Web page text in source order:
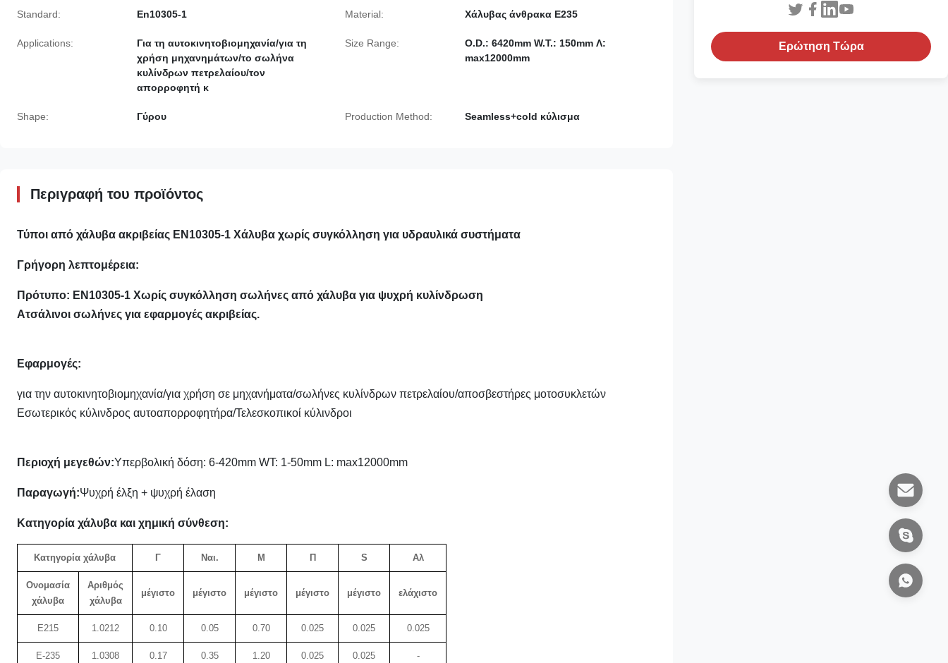
Standard: En10305-1 Material: Χάλυβας άνθρακα E235
Applications:
Για τη αυτοκινητοβιομηχανία/για τη
χρήση μηχανημάτων/το σωλήνα
κυλίνδρων πετρελαίου/τον
απορροφητή κ
Size Range:
O.D.: 6420mm W.T.: 150mm Λ:
max12000mm
Shape: Γύρου Production Method: Seamless+cold κύλισμα
Περιγραφή του προϊόντος
Τύποι από χάλυβα ακριβείας EN10305-1 Χάλυβα χωρίς συγκόλληση για υδραυλικά συστήματα
Γρήγορη λεπτομέρεια:
Πρότυπο: EN10305-1 Χωρίς συγκόλληση σωλήνες από χάλυβα για ψυχρή κυλίνδρωση
Ατσάλινοι σωλήνες για εφαρμογές ακριβείας.
Εφαρμογές:
για την αυτοκινητοβιομηχανία/για χρήση σε μηχανήματα/σωλήνες κυλίνδρων πετρελαίου/αποσβεστήρες μοτοσυκλετών
Εσωτερικός κύλινδρος αυτοαπορροφητήρα/Τελεσκοπικοί κύλινδροι
Περιοχή μεγεθών:Υπερβολική δόση: 6-420mm WT: 1-50mm L: max12000mm
Παραγωγή:Ψυχρή έλξη + ψυχρή έλαση
Κατηγορία χάλυβα και χημική σύνθεση:
Κατηγορία χάλυβα Γ Ναι. Μ Π S Αλ
Ονομασία
χάλυβα
Αριθμός
χάλυβα
μέγιστο μέγιστο μέγιστο μέγιστο μέγιστο ελάχιστο
Ε215 1.0212 0.10 0.05 0.70 0.025 0.025 0.025
Ε-235 1.0308 0.17 0.35 1.20 0.025 0.025 -
Ερώτηση Τώρα